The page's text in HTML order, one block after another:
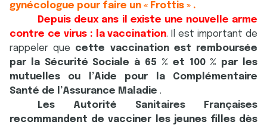
gynécologue pour faire un « Frottis » .
Depuis deux ans il existe une nouvelle arme
contre ce virus : la vaccination. Il est important de
rappeler que cette vaccination est remboursée
par la Sécurité Sociale à 65 % et 100 % par les
mutuelles ou l’Aide pour la Complémentaire
Santé de l’Assurance Maladie .
Les Autorité Sanitaires Françaises
recommandent de vacciner les jeunes filles dès